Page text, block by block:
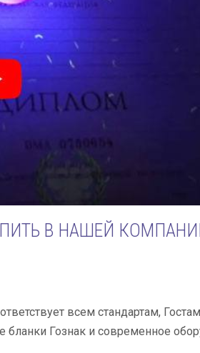
В НАШЕЙ
всем стандартам,
Гознак и современное